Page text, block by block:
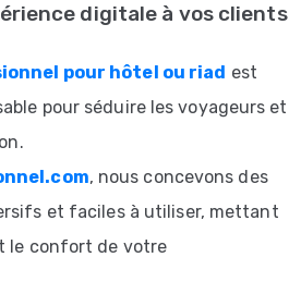
digitale à vos clients
pour hôtel ou riad est
pour séduire les voyageurs et
, nous concevons des
et faciles à utiliser, mettant
le confort de votre